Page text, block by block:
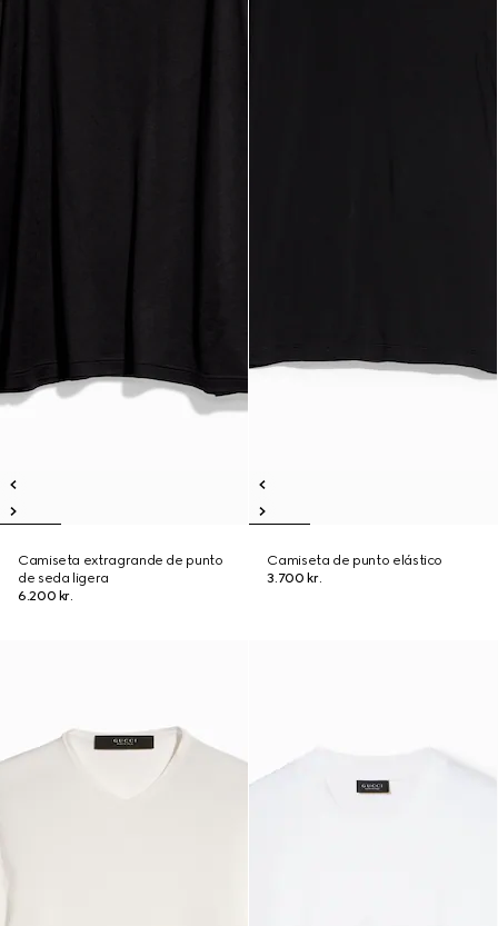
Camiseta extragrande de punto
de seda ligera
6.200 kr.
Camiseta de punto elástico
3.700 kr.